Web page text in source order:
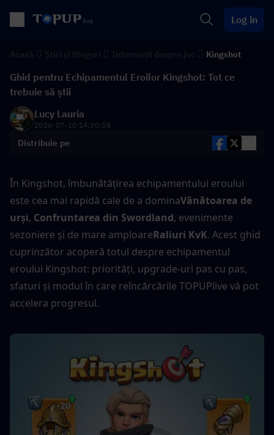
Log in
Kingshot
Ghid pentru Echipamentul Eroilor Kingshot: Tot ce
trebuie să știi
Lucy Lauria
2026-07-10 14:30:58
Distribuie pe
În Kingshot, îmbunătățirea echipamentului eroului
este cea mai rapidă cale de a dominaVânătoarea de
urși, Confruntarea din Swordland, evenimente
sezoniere și de mare amploareRaliuri KvK. Acest ghid
cuprinzător acoperă totul despre echipamentul
eroului Kingshot: priorități, upgrade-uri pas cu pas,
sfaturi și modul în care reîncărcările TOPUPlive vă pot
accelera progresul.